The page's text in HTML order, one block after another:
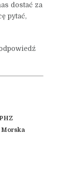
dostać za
pytać,
PHZ
Morska